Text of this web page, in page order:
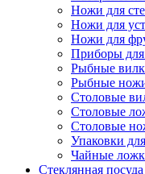
Ножи для
Ножи для
Ножи для
Приборы для
Рыбные
Рыбные
Столовые
Столовые
Столовые
Упаковки
Чайные
Стеклянная посуда